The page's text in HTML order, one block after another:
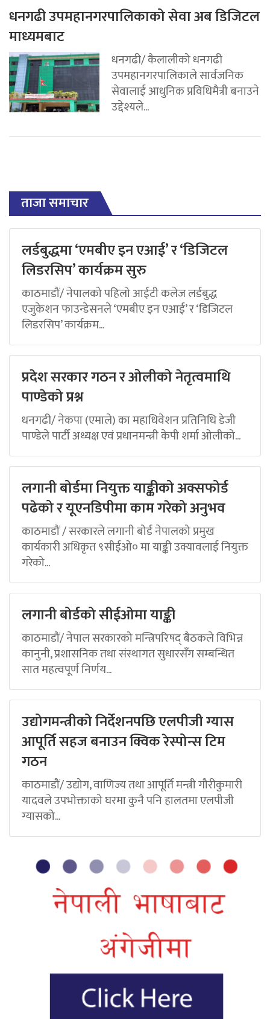
धनगढी उपमहानगरपालिकाको सेवा अब डिजिटल
माध्यमबाट
धनगढी/ कैलालीको धनगढी
उपमहानगरपालिकाले सार्वजनिक
सेवालाई आधुनिक प्रविधिमैत्री बनाउने
उद्देश्यले...
ताजा समाचार
लर्डबुद्धमा ‘एमबीए इन एआई’ र ‘डिजिटल
लिडरसिप’ कार्यक्रम सुरु
काठमाडौं/ नेपालको पहिलो आईटी कलेज लर्डबुद्ध
एजुकेशन फाउन्डेसनले ‘एमबीए इन एआई’ र ‘डिजिटल
लिडरसिप’ कार्यक्रम...
प्रदेश सरकार गठन र ओलीको नेतृत्वमाथि
पाण्डेको प्रश्न
धनगढी/ नेकपा (एमाले) का महाधिवेशन प्रतिनिधि डेजी
पाण्डेले पार्टी अध्यक्ष एवं प्रधानमन्त्री केपी शर्मा ओलीको...
लगानी बोर्डमा नियुक्त याङ्कीको अक्सफोर्ड
पढेको र यूएनडिपीमा काम गरेको अनुभव
काठमाडौं / सरकारले लगानी बोर्ड नेपालको प्रमुख
कार्यकारी अधिकृत ९सीईओ० मा याङ्की उक्यावलाई नियुक्त
गरेको...
लगानी बोर्डको सीईओमा याङ्की
काठमाडौं/ नेपाल सरकारको मन्त्रिपरिषद् बैठकले विभिन्न
कानुनी, प्रशासनिक तथा संस्थागत सुधारसँग सम्बन्धित
सात महत्वपूर्ण निर्णय...
उद्योगमन्त्रीको निर्देशनपछि एलपीजी ग्यास
आपूर्ति सहज बनाउन क्विक रेस्पोन्स टिम
गठन
काठमाडौं/ उद्योग, वाणिज्य तथा आपूर्ति मन्त्री गौरीकुमारी
यादवले उपभोक्ताको घरमा कुनै पनि हालतमा एलपीजी
ग्यासको...